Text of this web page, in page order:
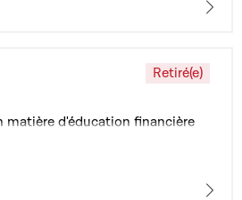
Retiré(e)
matière d'éducation financière